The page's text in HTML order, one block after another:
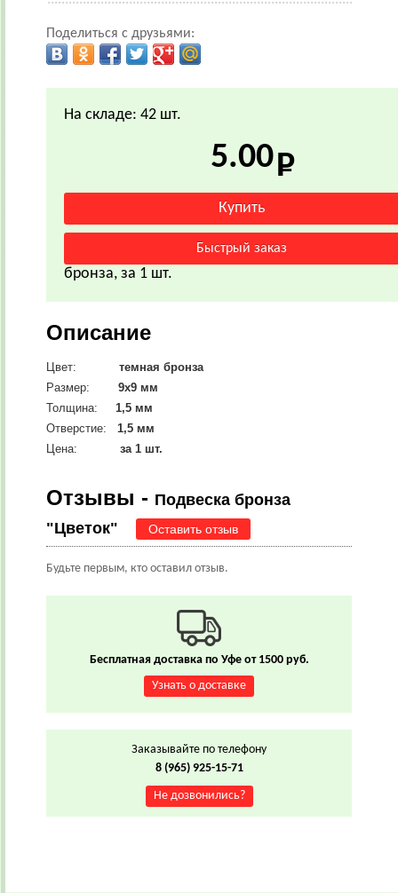
Поделиться с друзьями:
На складе: 42 шт.
5.00
бронза, за 1 шт.
Описание
Цвет:
темная бронза
Размер:
9х9 мм
Толщина: 1,5 мм
Отверстие: 1,5 мм
Цена:
за 1 шт.
Отзывы - Подвеска бронза
"Цветок"
Оставить отзыв
Будьте первым, кто оставил отзыв.
Бесплатная доставка по Уфе от 1500 руб.
Узнать о доставке
Заказывайте по телефону
8 (965) 925-15-71
Не дозвонились?